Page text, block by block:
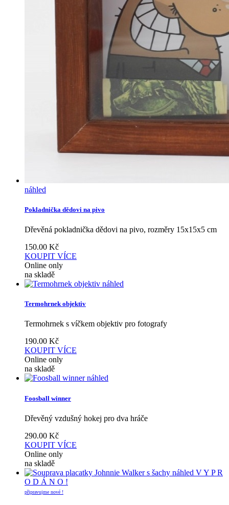
náhled
Pokladnička dědovi na pivo
Dřevěná pokladnička dědovi na pivo, rozměry 15x15x5 cm
150.00 Kč
KOUPIT VÍCE
Online only
na skladě
náhled
Termohrnek objektiv
Termohrnek s víčkem objektiv pro fotografy
190.00 Kč
KOUPIT VÍCE
Online only
na skladě
náhled
Foosball winner
Dřevěný vzdušný hokej pro dva hráče
290.00 Kč
KOUPIT VÍCE
Online only
na skladě
náhled V Y P R
O D Á N O !
připravujme nové !